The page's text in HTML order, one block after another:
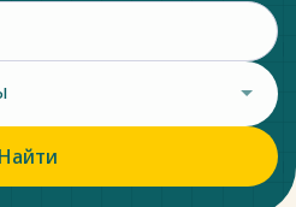
материального ущерба
рублей.
после покупки
Найти